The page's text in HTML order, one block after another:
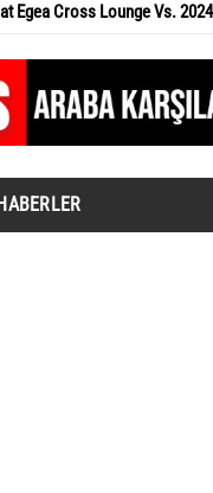
Egea Cross Lounge Vs.